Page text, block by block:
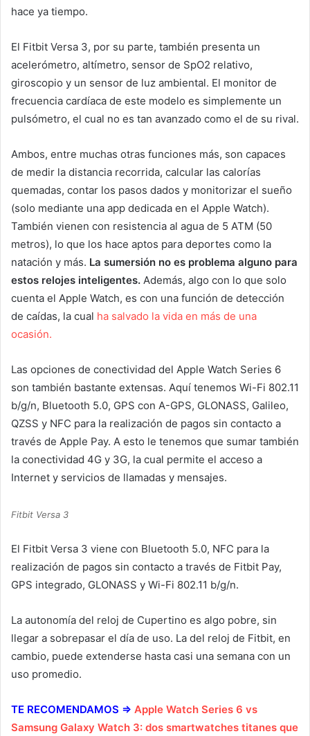
hace ya tiempo.
El Fitbit Versa 3, por su parte, también presenta un
acelerómetro, altímetro, sensor de SpO2 relativo,
giroscopio y un sensor de luz ambiental. El monitor de
frecuencia cardíaca de este modelo es simplemente un
pulsómetro, el cual no es tan avanzado como el de su rival.
Ambos, entre muchas otras funciones más, son capaces
de medir la distancia recorrida, calcular las calorías
quemadas, contar los pasos dados y monitorizar el sueño
(solo mediante una app dedicada en el Apple Watch).
También vienen con resistencia al agua de 5 ATM (50
metros), lo que los hace aptos para deportes como la
natación y más. La sumersión no es problema alguno para
estos relojes inteligentes. Además, algo con lo que solo
cuenta el Apple Watch, es con una función de detección
de caídas, la cual ha salvado la vida en más de una
ocasión.
Las opciones de conectividad del Apple Watch Series 6
son también bastante extensas. Aquí tenemos Wi-Fi 802.11
b/g/n, Bluetooth 5.0, GPS con A-GPS, GLONASS, Galileo,
QZSS y NFC para la realización de pagos sin contacto a
través de Apple Pay. A esto le tenemos que sumar también
la conectividad 4G y 3G, la cual permite el acceso a
Internet y servicios de llamadas y mensajes.
Fitbit Versa 3
El Fitbit Versa 3 viene con Bluetooth 5.0, NFC para la
realización de pagos sin contacto a través de Fitbit Pay,
GPS integrado, GLONASS y Wi-Fi 802.11 b/g/n.
La autonomía del reloj de Cupertino es algo pobre, sin
llegar a sobrepasar el día de uso. La del reloj de Fitbit, en
cambio, puede extenderse hasta casi una semana con un
uso promedio.
TE RECOMENDAMOS ⇒ Apple Watch Series 6 vs
Samsung Galaxy Watch 3: dos smartwatches titanes que